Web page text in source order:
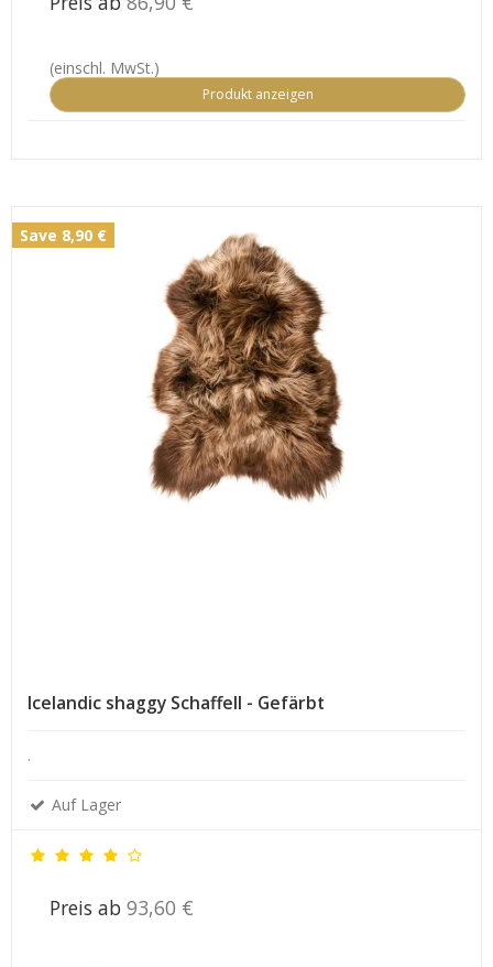
(einschl. MwSt.)
Produkt anzeigen
Save 8,90 €
Icelandic shaggy Schaffell - Gefärbt
.
Auf Lager
Preis ab 93,60 €